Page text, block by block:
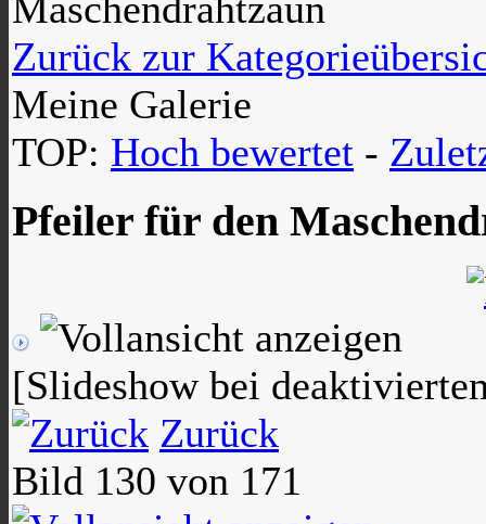
Zurück zur
Meine Galerie
TOP: Hoch bewertet -
Pfeiler für den
[Slideshow bei
Zurück
Bild 130 von 171